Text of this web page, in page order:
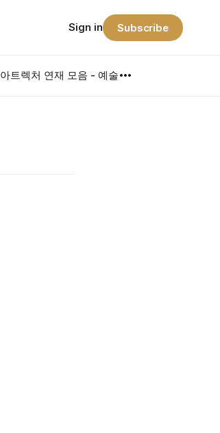
아트렉처 연재 모음 - 예술
Sign in Subscribe